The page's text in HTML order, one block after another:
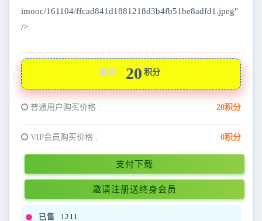
imooc/161104/ffcad841d1881218d3b4fb51be8adfd1.jpeg"
/>
原价： 20 积分
普通用户购买价格 : 20积分
VIP会员购买价格 : 0积分
支付下载
邀请注册送终身会员
已售 1211